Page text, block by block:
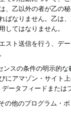
、乙以外の者が乙の
ばなりません。乙は
してはなりません。
スト送信を行う、デ
スの条件の明示的
にアマゾン・サイト
ータフィードまた
の他のプログラム・